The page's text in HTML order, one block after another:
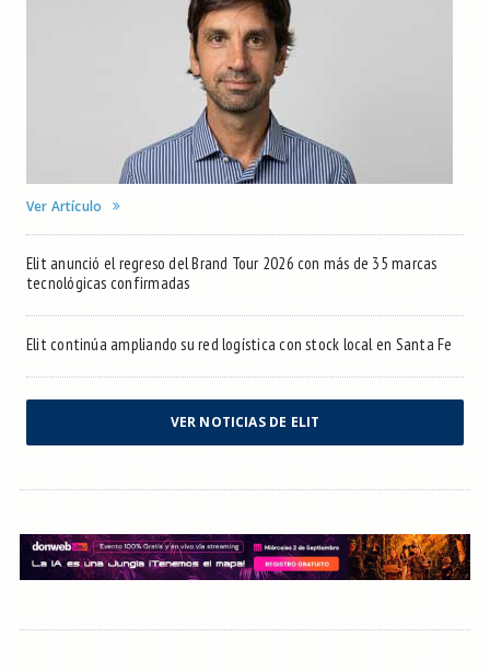
Ver Artículo
Elit anunció el regreso del Brand Tour 2026 con más de 35 marcas
tecnológicas confirmadas
Elit continúa ampliando su red logística con stock local en Santa Fe
VER NOTICIAS DE ELIT